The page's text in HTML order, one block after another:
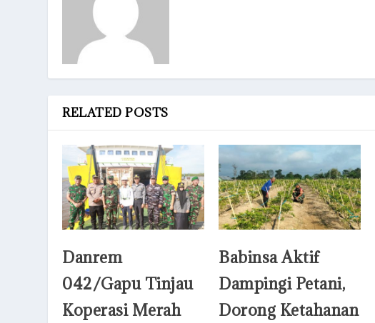
RELATED POSTS
Danrem
042/Gapu Tinjau
Koperasi Merah
Babinsa Aktif
Dampingi Petani,
Dorong Ketahanan